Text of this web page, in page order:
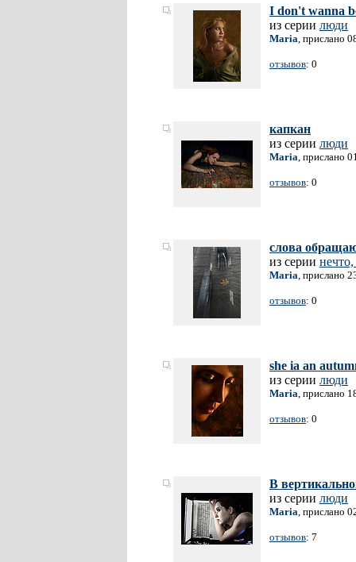
I don't wanna
из серии люди
Maria, прислано
отзывов: 0
капкан
из серии люди
Maria, прислано
отзывов: 0
слова
из серии
Maria, прислано
отзывов: 0
she ia an
из серии люди
Maria, прислано
отзывов: 0
В
из серии люди
Maria, прислано
отзывов: 7